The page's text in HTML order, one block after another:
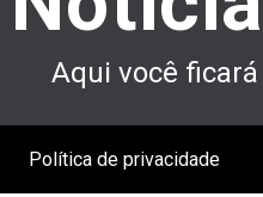
Aqui você
Política de privacidade